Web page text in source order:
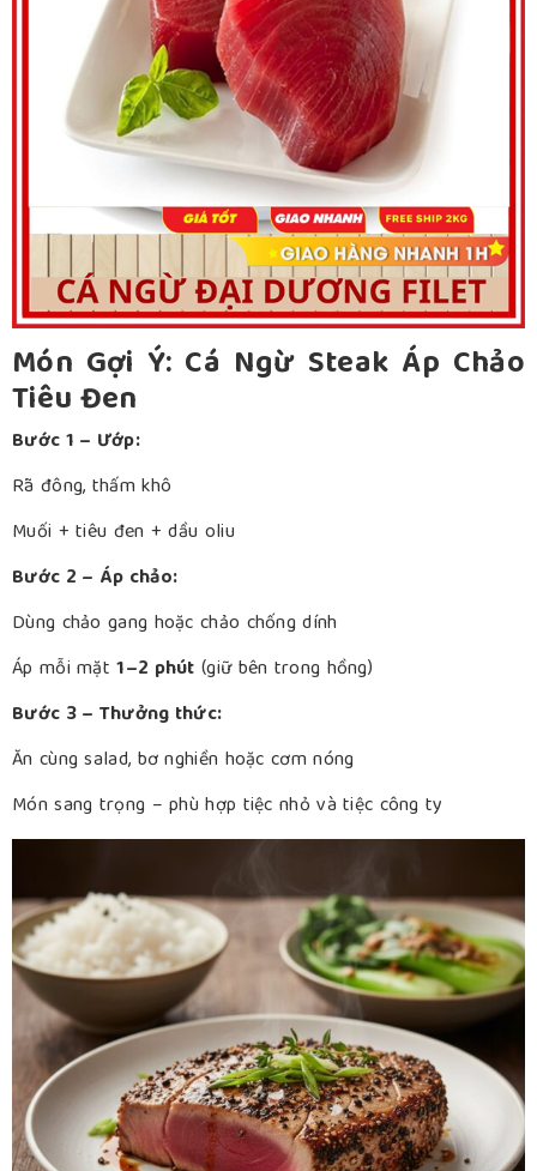
Món Gợi Ý: Cá Ngừ Steak Áp Chảo
Tiêu Đen
Bước 1 – Ướp:
Rã đông, thấm khô
Muối + tiêu đen + dầu oliu
Bước 2 – Áp chảo:
Dùng chảo gang hoặc chảo chống dính
Áp mỗi mặt1–2 phút (giữ bên trong hồng)
Bước 3 – Thưởng thức:
Ăn cùng salad, bơ nghiền hoặc cơm nóng
Món sang trọng – phù hợp tiệc nhỏ và tiệc công ty